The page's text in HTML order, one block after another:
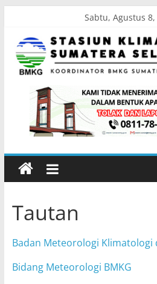
content
Sabtu, Agustus 8,
Stasiun
Klimatologi
Sumatera
Selatan
Koordinator
Sumatera
Selatan
Tautan
Badan Meteorologi Klimatologi
Bidang Meteorologi BMKG